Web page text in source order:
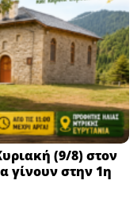
(9/8) στον
γίνουν στην 1η